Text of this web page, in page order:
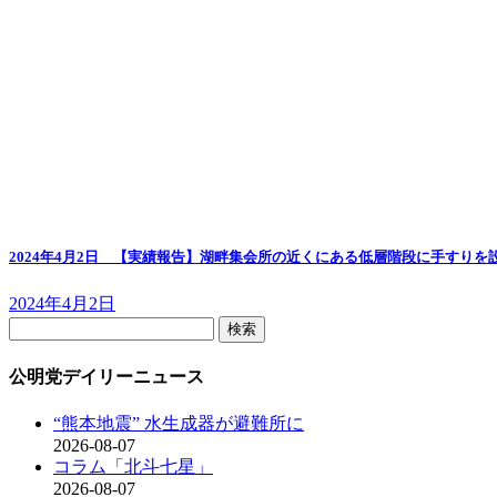
2024年4月2日 【実績報告】湖畔集会所の近くにある低層階段に手すりを
2024年4月2日
公明党デイリーニュース
“熊本地震” 水生成器が避難所に
2026-08-07
コラム「北斗七星」
2026-08-07